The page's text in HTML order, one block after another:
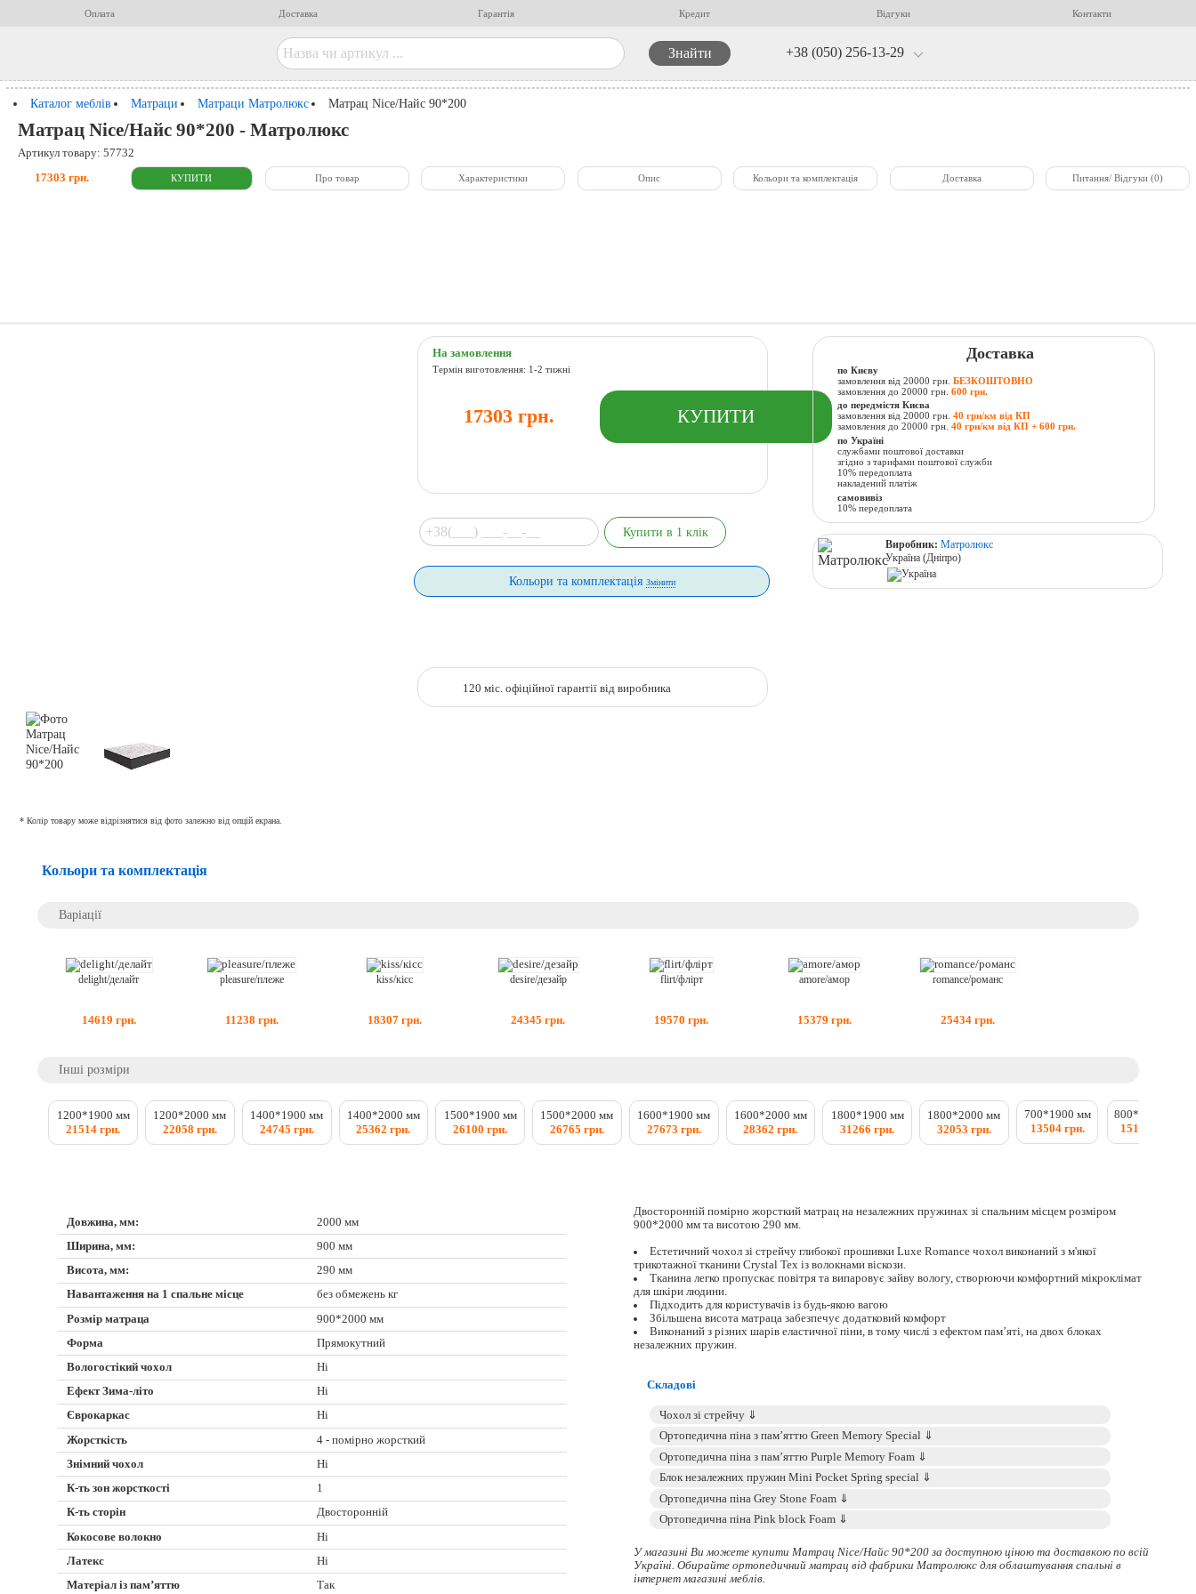
Оплата Доставка Гарантія Кредит Відгуки Контакти
+38 (050) 256-13-29
Каталог меблів Матраци Матраци Матролюкс Матрац Nice/Найс 90*200
Матрац Nice/Найс 90*200 - Матролюкс
Артикул товару: 57732
17303 грн. Про товар Характеристики Опис Кольори та комплектація Доставка Питання/ Відгуки (0)
* Колір товару може відрізнятися від фото залежно від опцій екрана.
На замовлення
Термін виготовлення: 1-2 тижні
17303 грн.
Кольори та комплектація Змінити
120 міс. офіційної гарантії від виробника
Доставка
по Києву
замовлення від 20000 грн. БЕЗКОШТОВНО
замовлення до 20000 грн. 600 грн.
до передмістя Києва
замовлення від 20000 грн. 40 грн/км від КП
замовлення до 20000 грн. 40 грн/км від КП + 600 грн.
по Україні
службами поштової доставки
згідно з тарифами поштової служби
10% передоплата
накладений платіж
самовивіз
10% передоплата
Виробник: Матролюкс
Україна (Дніпро)
Кольори та комплектація
Варіації
delight/делайт
14619 грн.
pleasure/плеже
11238 грн.
kiss/кісс
18307 грн.
desire/дезайр
24345 грн.
flirt/флірт
19570 грн.
amore/амор
15379 грн.
romance/романс
25434 грн.
Інші розміри
1200*1900 мм
21514 грн.
1200*2000 мм
22058 грн.
1400*1900 мм
24745 грн.
1400*2000 мм
25362 грн.
1500*1900 мм
26100 грн.
1500*2000 мм
26765 грн.
1600*1900 мм
27673 грн.
1600*2000 мм
28362 грн.
1800*1900 мм
31266 грн.
1800*2000 мм
32053 грн.
700*1900 мм
13504 грн.
800*1900 мм
15198 грн.
Довжина, мм:
2000 мм
Ширина, мм:
900 мм
Висота, мм:
290 мм
Навантаження на 1 спальне місце
без обмежень кг
Розмір матраца
900*2000 мм
Форма
Прямокутний
Вологостікий чохол
Ні
Ефект Зима-літо
Ні
Єврокаркас
Ні
Жорсткість
4 - помірно жорсткий
Знімний чохол
Ні
К-ть зон жорсткості
1
К-ть сторін
Двосторонній
Кокосове волокно
Ні
Латекс
Ні
Матеріал із пам’яттю
Так
Двосторонній помірно жорсткий матрац на незалежних пружинах зі спальним місцем розміром
900*2000 мм та висотою 290 мм.
Естетичний чохол зі стрейчу глибокої прошивки Luxe Romance чохол виконаний з м'якої
трикотажної тканини Crystal Tex із волокнами віскози.
Тканина легко пропускає повітря та випаровує зайву вологу, створюючи комфортний мікроклімат
для шкіри людини.
Підходить для користувачів із будь-якою вагою
Збільшена висота матраца забезпечує додатковий комфорт
Виконаний з різних шарів еластичної піни, в тому числі з ефектом пам’яті, на двох блоках
незалежних пружин.
Складові
У магазині Ви можете купити Матрац Nice/Найс 90*200 за доступною ціною та доставкою по всій
Україні. Обирайте ортопедичний матрацвід фабрики Матролюкс для облаштування спальні в
інтернет магазині меблів.